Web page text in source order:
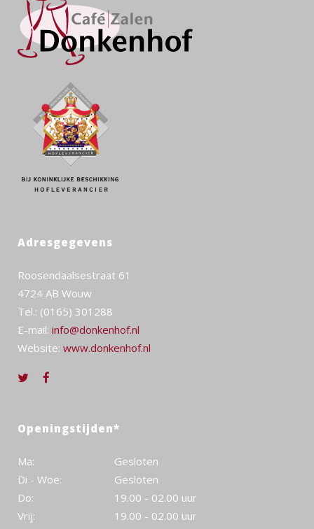
Adresgegevens
Roosendaalsestraat 61
4724 AB Wouw
Tel.: (0165) 301288
E-mail: info@donkenhof.nl
Website: www.donkenhof.nl
Openingstijden*
Ma:
Gesloten
Di - Woe:
Gesloten
Do:
19.00 - 02.00 uur
Vrij:
19.00 - 02.00 uur